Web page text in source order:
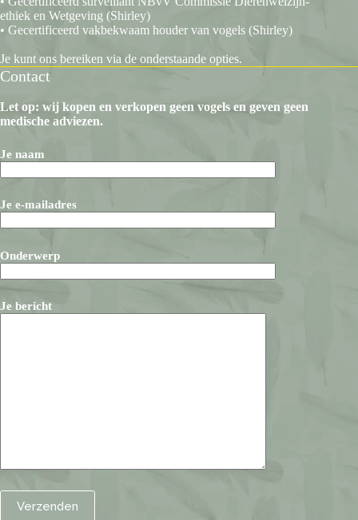
ethiek en Wetgeving (Shirley)
• Gecertificeerd vakbekwaam houder van vogels (Shirley)
Je kunt ons bereiken via de onderstaande opties.
Contact
Let op: wij kopen en verkopen geen vogels en geven geen
medische adviezen.
Je naam
Je e-mailadres
Onderwerp
Je bericht